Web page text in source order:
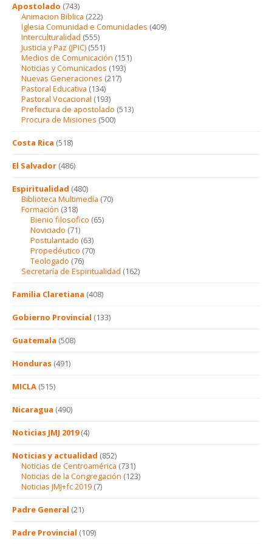
Apostolado (743)
Animacion Biblica (222)
Iglesia Comunidad e Comunidades (409)
Interculturalidad (555)
Justicia y Paz (JPIC) (551)
Medios de Comunicación (151)
Noticias y Comunicados (193)
Nuevas Generaciones (217)
Pastoral Educativa (134)
Pastoral Vocacional (193)
Prefectura de apostolado (513)
Procura de Misiones (500)
Costa Rica (518)
El Salvador (486)
Espiritualidad (480)
Biblioteca Multimedia (70)
Formación (318)
Bienio filosofico (65)
Noviciado (71)
Postulantado (63)
Propedéutico (70)
Teologado (76)
Secretaría de Espiritualidad (162)
Familia Claretiana (408)
Gobierno Provincial (133)
Guatemala (508)
Honduras (491)
MICLA (515)
Nicaragua (490)
Noticias JMJ 2019(4)
Noticias y actualidad (852)
Noticias de Centroamérica (731)
Noticias de la Congregación (123)
Noticias JMJ+fc 2019 (7)
Padre General (21)
Padre Provincial (109)